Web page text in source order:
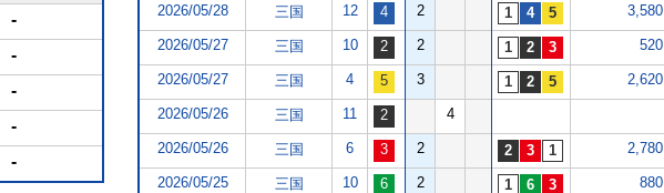
-
-
-
-
-
2026/05/28 三国 12 2 3,580
2026/05/27 三国 10 2 520
2026/05/27 三国 4 3 2,620
2026/05/26 三国 11 4
2026/05/26 三国 6 2 2,780
2026/05/25 三国 10 2 880